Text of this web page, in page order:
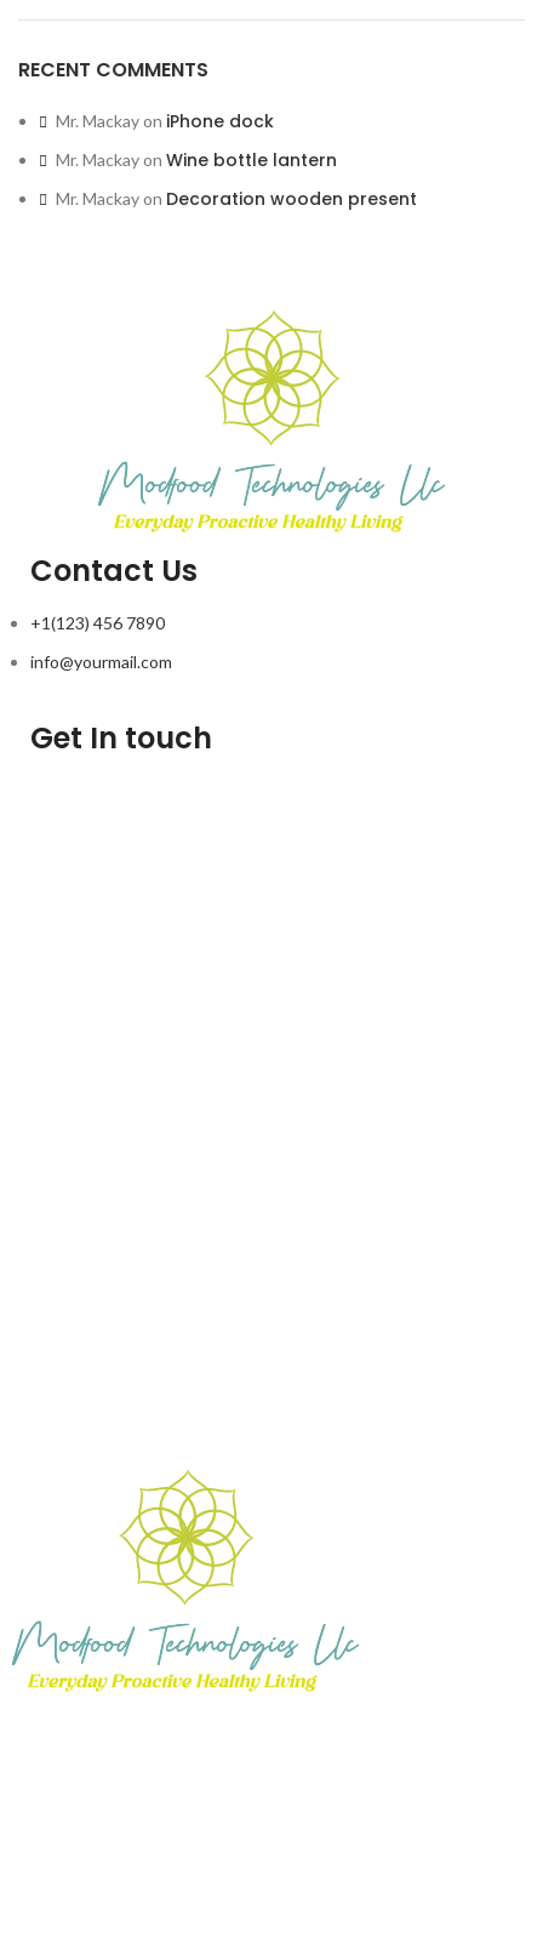
RECENT COMMENTS
Mr. Mackayon iPhone dock
Mr. Mackayon Wine bottle lantern
Mr. Mackayon Decoration wooden present
Contact Us
+1(123) 456 7890
info@yourmail.com
Get In touch